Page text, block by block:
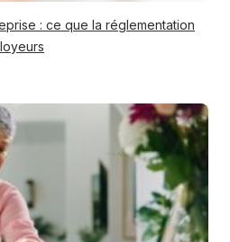
: ce que la réglementation